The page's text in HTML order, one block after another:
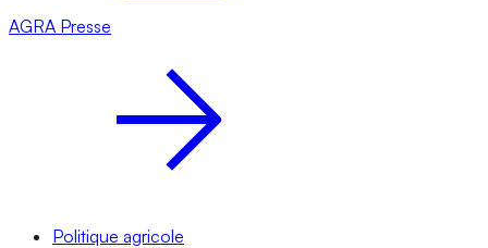
AGRA Presse
Politique agricole